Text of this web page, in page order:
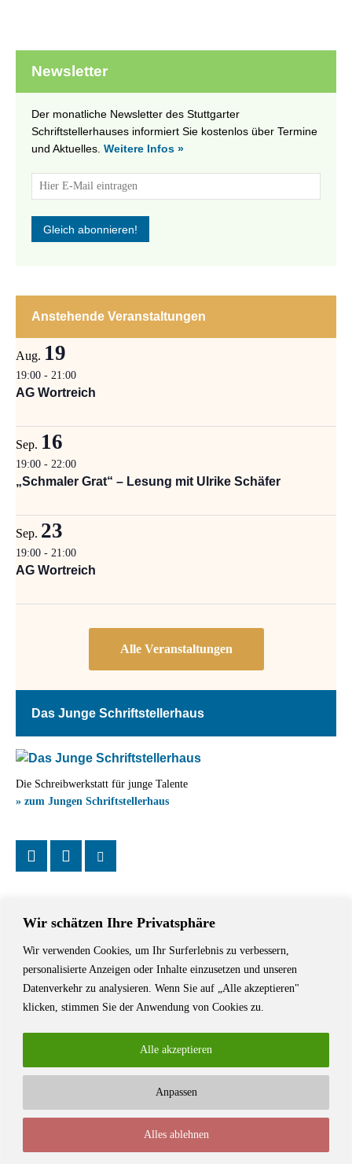
Wir schätzen Ihre Privatsphäre
Wir verwenden Cookies, um Ihr Surferlebnis zu verbessern,
personalisierte Anzeigen oder Inhalte einzusetzen und unseren
Datenverkehr zu analysieren. Wenn Sie auf „Alle akzeptieren"
klicken, stimmen Sie der Anwendung von Cookies zu.
Anpassen
Alles ablehnen
Alle akzeptieren
Newsletter
Der monatliche Newsletter des Stuttgarter
Schriftstellerhauses informiert Sie kostenlos über Termine
und Aktuelles. Weitere Infos »
Anstehende Veranstaltungen
Aug. 19
19:00 - 21:00
AG Wortreich
Sep. 16
19:00 - 22:00
„Schmaler Grat“ – Lesung mit Ulrike Schäfer
Sep. 23
19:00 - 21:00
AG Wortreich
Das Junge Schriftstellerhaus
Die Schreibwerkstatt für junge Talente
» zum Jungen Schriftstellerhaus
Das Schriftstellerhaus ist ein beliebter Treffpunkt für Autorinnen und
Autoren aus Stuttgart und der Region sowie ein Veranstaltungsort für
Lesungen, Tagungen und Schreibwerkstätten.
© Stuttgarter Schriftstellerhaus
Impressum / Kontakt